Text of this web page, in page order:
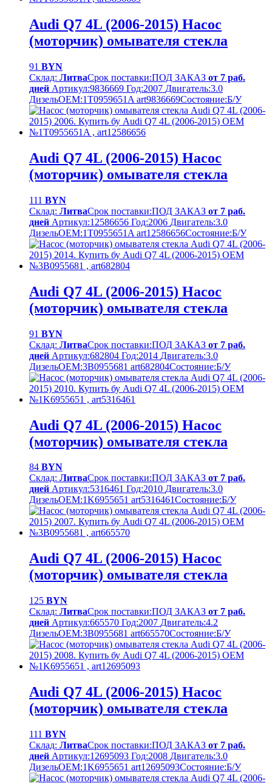
Audi Q7 4L (2006-2015) Насос
(моторчик) омывателя стекла
91 BYN
Склад: ЛитваСрок поставки:ПОД ЗАКАЗ от 7 раб.
дней Артикул:9836669 Год:2007 Двигатель:3.0
ДизельOEM:1T0959651A art9836669Cостояние:Б/У
Audi Q7 4L (2006-2015) Насос
(моторчик) омывателя стекла
111 BYN
Склад: ЛитваСрок поставки:ПОД ЗАКАЗ от 7 раб.
дней Артикул:12586656 Год:2006 Двигатель:3.0
ДизельOEM:1T0955651A art12586656Cостояние:Б/У
Audi Q7 4L (2006-2015) Насос
(моторчик) омывателя стекла
91 BYN
Склад: ЛитваСрок поставки:ПОД ЗАКАЗ от 7 раб.
дней Артикул:682804 Год:2014 Двигатель:3.0
ДизельOEM:3B0955681 art682804Cостояние:Б/У
Audi Q7 4L (2006-2015) Насос
(моторчик) омывателя стекла
84 BYN
Склад: ЛитваСрок поставки:ПОД ЗАКАЗ от 7 раб.
дней Артикул:5316461 Год:2010 Двигатель:3.0
ДизельOEM:1K6955651 art5316461Cостояние:Б/У
Audi Q7 4L (2006-2015) Насос
(моторчик) омывателя стекла
125 BYN
Склад: ЛитваСрок поставки:ПОД ЗАКАЗ от 7 раб.
дней Артикул:665570 Год:2007 Двигатель:4.2
ДизельOEM:3B0955681 art665570Cостояние:Б/У
Audi Q7 4L (2006-2015) Насос
(моторчик) омывателя стекла
111 BYN
Склад: ЛитваСрок поставки:ПОД ЗАКАЗ от 7 раб.
дней Артикул:12695093 Год:2008 Двигатель:3.0
ДизельOEM:1K6955651 art12695093Cостояние:Б/У